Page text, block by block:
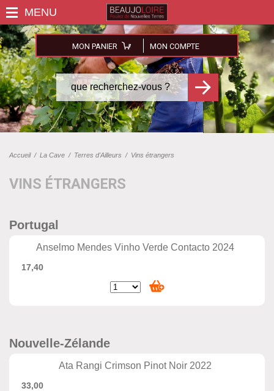
MON PANIER MON COMPTE
Accueil/ La Cave / Terres d'Ailleurs / Vins étrangers
VINS ÉTRANGERS
Portugal
Anselmo Mendes Vinho Verde Contacto 2024
17,40
Nouvelle-Zélande
Ata Rangi Crimson Pinot Noir 2022
33,00